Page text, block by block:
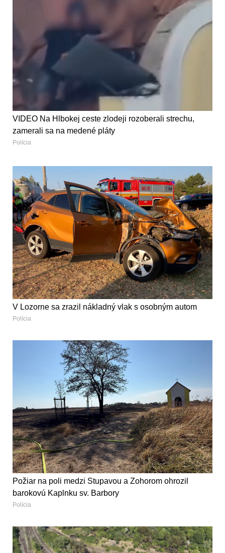
VIDEO Na Hlbokej ceste zlodeji rozoberali strechu,
zamerali sa na medené pláty
Polícia
V Lozorne sa zrazil nákladný vlak s osobným autom
Polícia
Požiar na poli medzi Stupavou a Zohorom ohrozil
barokovú Kaplnku sv. Barbory
Polícia